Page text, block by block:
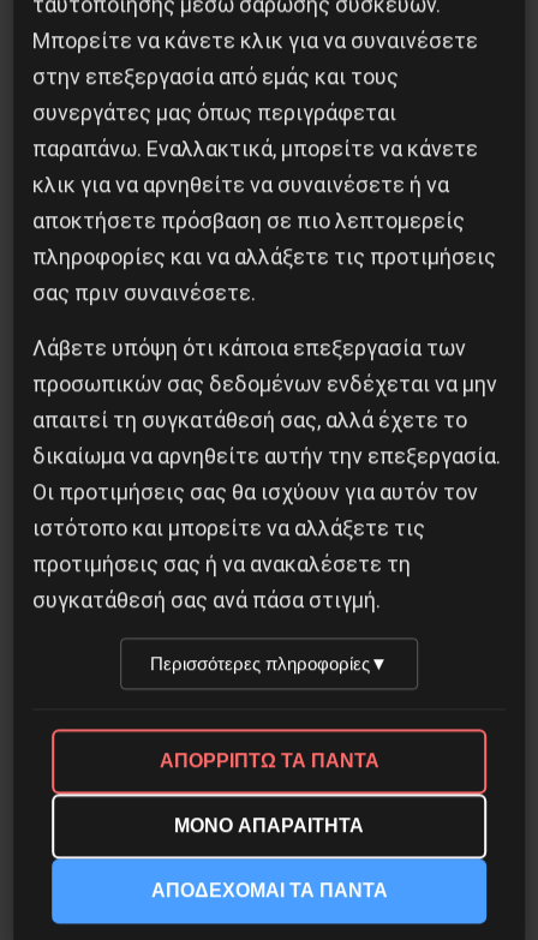
Besa, το νέο πολιτικό μανιφέστο του Ράμα
Γελοιογραφία: 1821
2 Ιανουαρίου 2021
Μπορείτε να κάνετε κλικ για να συναινέσετε
στην επεξεργασία από εμάς και τους
συνεργάτες μας όπως περιγράφεται
παραπάνω. Εναλλακτικά, μπορείτε να κάνετε
κλικ για να αρνηθείτε να συναινέσετε ή να
αποκτήσετε πρόσβαση σε πιο λεπτομερείς
πληροφορίες και να αλλάξετε τις προτιμήσεις
σας πριν συναινέσετε.
Λάβετε υπόψη ότι κάποια επεξεργασία των
προσωπικών σας δεδομένων ενδέχεται να μην
απαιτεί τη συγκατάθεσή σας, αλλά έχετε το
δικαίωμα να αρνηθείτε αυτήν την επεξεργασία.
Οι προτιμήσεις σας θα ισχύουν για αυτόν τον
ιστότοπο και μπορείτε να αλλάξετε τις
προτιμήσεις σας ή να ανακαλέσετε τη
συγκατάθεσή σας ανά πάσα στιγμή.
Περισσότερες πληροφορίες▼
ΑΠΟΡΡΙΠΤΩ ΤΑ ΠΑΝΤΑ
ΜΟΝΟ ΑΠΑΡΑΙΤΗΤΑ
ΑΠΟΔΕΧΟΜΑΙ ΤΑ ΠΑΝΤΑ